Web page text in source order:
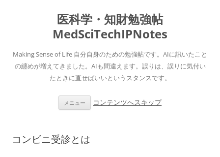
医科学・知財勉強帖
MedSciTechIPNotes
Making Sense of Life 自分自身のための勉強帖です。AIに訊いたこと
の纏めが増えてきました。AIも間違えます。誤りは、誤りに気付い
たときに直せばいいというスタンスです。
メニュー コンテンツへスキップ
コンビニ受診とは